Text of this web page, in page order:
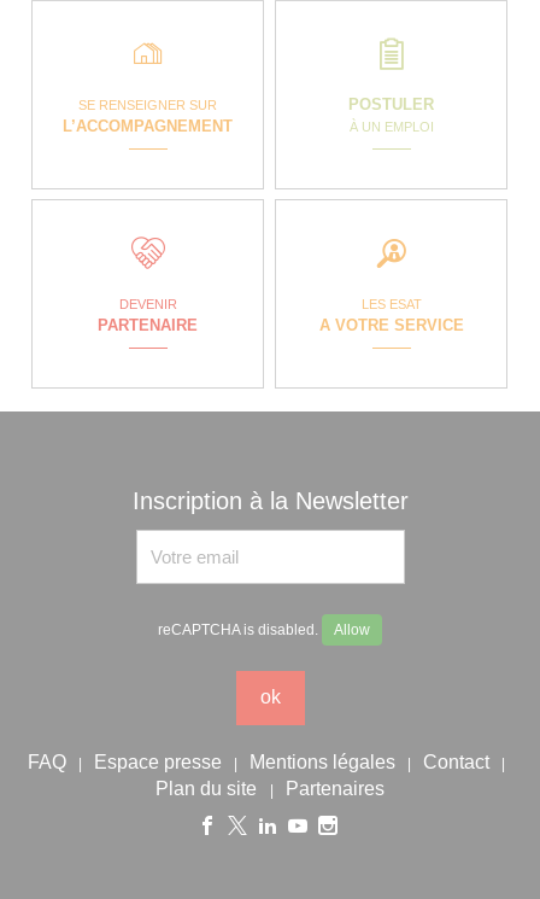
SE RENSEIGNER SUR
L’ACCOMPAGNEMENT
POSTULER
À UN EMPLOI
DEVENIR
PARTENAIRE
LES ESAT
A VOTRE SERVICE
Inscription à la Newsletter
reCAPTCHA is disabled. Allow
ok
FAQ | Espace presse | Mentions légales | Contact |
Plan du site | Partenaires